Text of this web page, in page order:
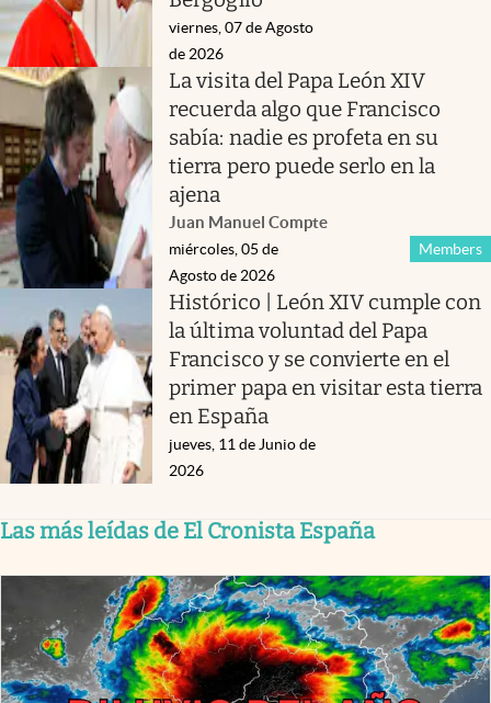
viernes, 07 de Agosto
de 2026
La visita del Papa León XIV
recuerda algo que Francisco
sabía: nadie es profeta en su
tierra pero puede serlo en la
ajena
Juan Manuel Compte
Members
miércoles, 05 de
Agosto de 2026
Histórico | León XIV cumple con
la última voluntad del Papa
Francisco y se convierte en el
primer papa en visitar esta tierra
en España
jueves, 11 de Junio de
2026
Las más leídas de El Cronista España